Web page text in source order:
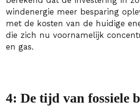
windenergie meer besparing
met de kosten van de huidige
die zich nu voornamelijk
en gas.
4: De tijd van fossiele